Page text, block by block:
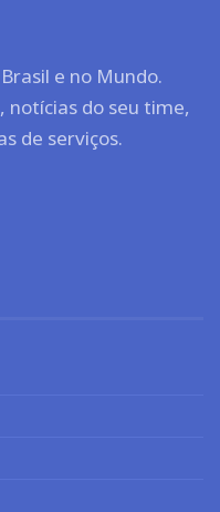
e no Mundo.
notícias do seu time,
de serviços.